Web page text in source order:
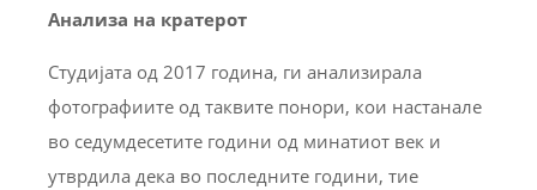
Анализа на кратерот
Студијата од 2017 година, ги анализирала
фотографиите од таквите понори, кои настанале
во седумдесетите години од минатиот век и
утврдила дека во последните години, тие